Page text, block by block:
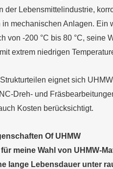
der Lebensmittelindustrie,
mechanischen Anlagen.
von -200 °C bis 80 °C,
extrem niedrigen
eignet sich
Dreh- und
Kosten berücksichtigt.
Of UHMW
meine Wahl von UHMW-
lange Lebensdauer unter